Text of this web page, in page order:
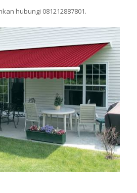
hubungi 081212887801.